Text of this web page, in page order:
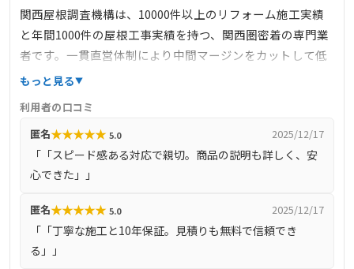
関西屋根調査機構は、10000件以上のリフォーム施工実績
と年間1000件の屋根工事実績を持つ、関西圏密着の専門業
者です。一貫直営体制により中間マージンをカットして低
価格を実現し、10年間の工事保証付きで安心のアフターフ
自然災害被害への適切対応で無料補修が可能なケースもあ
ります。現地調査や見積りは無料対応、市川町を含む近畿
全域に対応しており、棟板金修理から葺き替え、カバー工
法、雨樋補修まで幅広く対応しています。
もっと見る
利用者の口コミ
匿名★★★★★ 5.0 2025/12/17
「「スピード感ある対応で親切。商品の説明も詳しく、安
心できた」」
匿名★★★★★ 5.0 2025/12/17
「「丁寧な施工と10年保証。見積りも無料で信頼でき
る」」